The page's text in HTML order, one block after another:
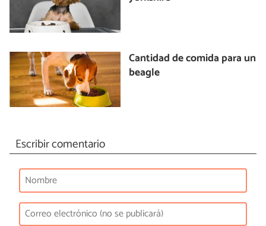
Cantidad de comida para un
beagle
Escribir comentario